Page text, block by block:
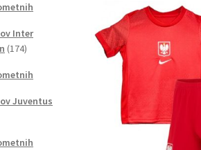
Inter
174174
Juventus